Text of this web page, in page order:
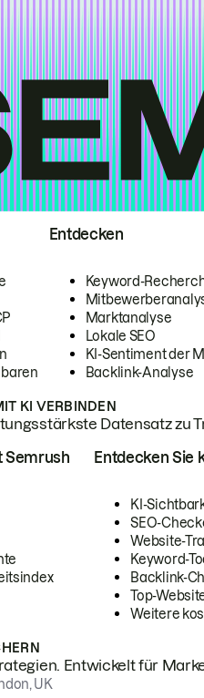
Entdecken
Keyword-
Marktanalyse
Lokale SEO
KI-Sentiment der
Backlink-Analyse
KI VERBINDEN
Datensatz zu
Semrush Entdecken Sie
KI-
SEO-
Website-
Keyword-
Backlink-
Top-
Weitere
Entwickelt für
UK